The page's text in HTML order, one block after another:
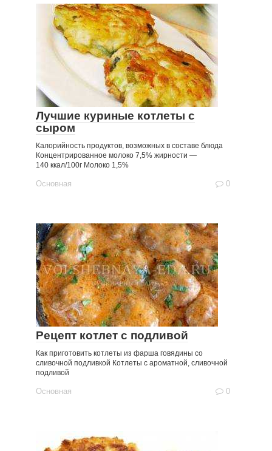
Лучшие куриные котлеты с
сыром
Калорийность продуктов, возможных в составе блюда
Концентрированное молоко 7,5% жирности —
140 ккал/100г Молоко 1,5%
Основная 0
Рецепт котлет с подливой
Как приготовить котлеты из фарша говядины со
сливочной подливкой Котлеты с ароматной, сливочной
подливой
Основная 0